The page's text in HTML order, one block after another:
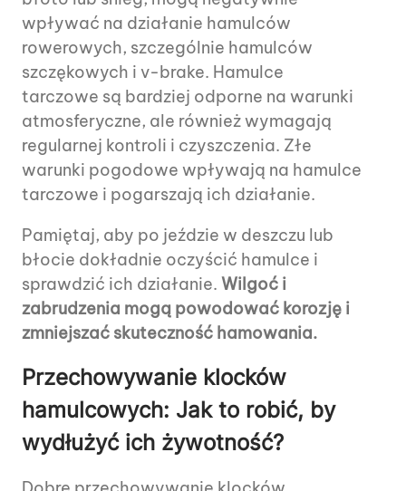
wpływać na działanie hamulców
rowerowych, szczególnie hamulców
szczękowych i v-brake. Hamulce
tarczowe są bardziej odporne na warunki
atmosferyczne, ale również wymagają
regularnej kontroli i czyszczenia. Złe
warunki pogodowe wpływają na hamulce
tarczowe i pogarszają ich działanie.
Pamiętaj, aby po jeździe w deszczu lub
błocie dokładnie oczyścić hamulce i
sprawdzić ich działanie. Wilgoć i
zabrudzenia mogą powodować korozję i
zmniejszać skuteczność hamowania.
Przechowywanie klocków
hamulcowych: Jak to robić, by
wydłużyć ich żywotność?